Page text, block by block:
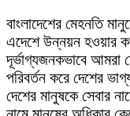
বাংলাদেশের মেহনতি
এদেশে উন্নয়ন হওয়ার
দূর্ভাগ্যজনকভাবে আমরা
পরিবর্তন করে দেশের
দেশের মানুষকে সেবার